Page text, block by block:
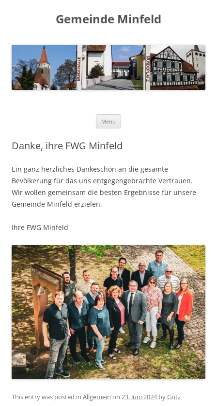
Gemeinde Minfeld
Menu
Danke, ihre FWG Minfeld
Ein ganz herzliches Dankeschön an die gesamte
Bevölkerung für das uns entgegengebrachte Vertrauen.
Wir wollen gemeinsam die besten Ergebnisse für unsere
Gemeinde Minfeld erzielen.
Ihre FWG Minfeld
This entry was posted in Allgemein on 23. Juni 2024byGötz